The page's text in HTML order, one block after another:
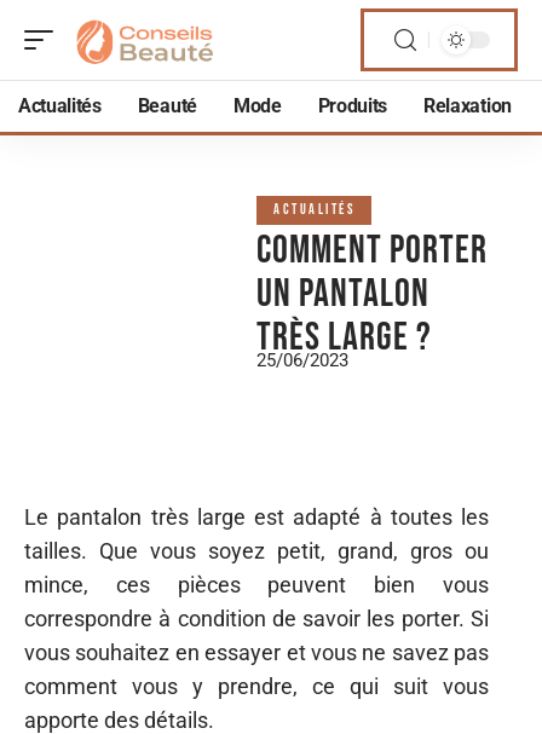
Actualités Beauté Mode Produits Relaxation
ACTUALITÉS
Comment porter
un pantalon
très large ?
25/06/2023
Le pantalon très large est adapté à toutes les
tailles. Que vous soyez petit, grand, gros ou
mince, ces pièces peuvent bien vous
correspondre à condition de savoir les porter. Si
vous souhaitez en essayer et vous ne savez pas
comment vous y prendre, ce qui suit vous
apporte des détails.